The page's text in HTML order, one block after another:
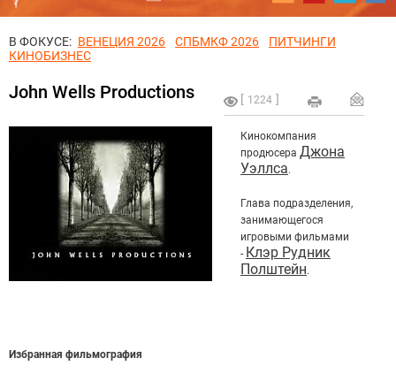
В ФОКУСЕ: ВЕНЕЦИЯ 2026 СПБМКФ 2026
ПИТЧИНГИ
КИНОБИЗНЕС
1224
John Wells Productions
Кинокомпания
продюсера Джона
Уэллса.
Глава подразделения,
занимающегося
игровыми фильмами
- Клэр Рудник
Полштейн.
Избранная фильмография